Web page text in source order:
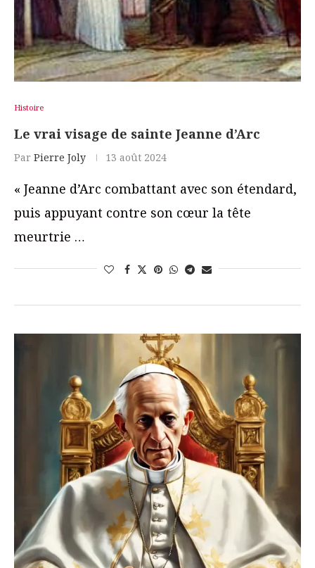
Histoire
Le vrai visage de sainte Jeanne d’Arc
Par Pierre Joly 13 août 2024
« Jeanne d’Arc combattant avec son étendard,
puis appuyant contre son cœur la tête
meurtrie …